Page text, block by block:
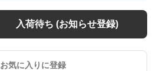
入荷待ち (お知らせ登録)
お気に入りに登録